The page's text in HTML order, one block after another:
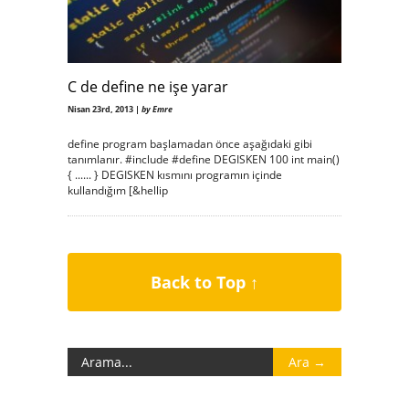
C de define ne işe yarar
Nisan 23rd, 2013 | by Emre
define program başlamadan önce aşağıdaki gibi
tanımlanır. #include #define DEGISKEN 100 int main()
{ ...... } DEGISKEN kısmını programın içinde
kullandığım [&hellip
Back to Top ↑